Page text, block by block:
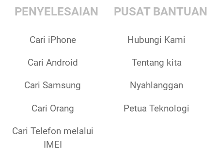
PENYELESAIAN
Cari iPhone
Cari Android
Cari Samsung
Cari Orang
Cari Telefon melalui
IMEI
PUSAT BANTUAN
Hubungi Kami
Tentang kita
Nyahlanggan
Petua Teknologi